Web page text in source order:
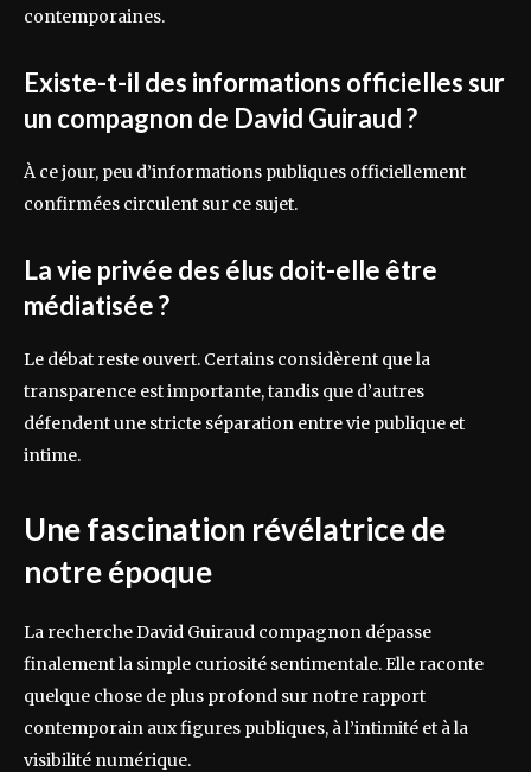
contemporaines.
Existe-t-il des informations officielles sur
un compagnon de David Guiraud ?
À ce jour, peu d’informations publiques officiellement
confirmées circulent sur ce sujet.
La vie privée des élus doit-elle être
médiatisée ?
Le débat reste ouvert. Certains considèrent que la
transparence est importante, tandis que d’autres
défendent une stricte séparation entre vie publique et
intime.
Une fascination révélatrice de
notre époque
La recherche David Guiraud compagnon dépasse
finalement la simple curiosité sentimentale. Elle raconte
quelque chose de plus profond sur notre rapport
contemporain aux figures publiques, à l’intimité et à la
visibilité numérique.